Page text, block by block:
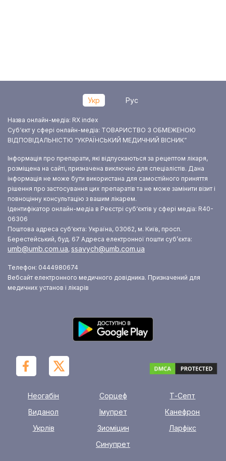
Укр Рус
Назва онлайн-медіа: RX index
Суб‘єкт у сфері онлайн-медіа: ТОВАРИСТВО З ОБМЕЖЕНОЮ
ВІДПОВІДАЛЬНІСТЮ “УКРАЇНСЬКИЙ МЕДИЧНИЙ ВІСНИК”
Інформація про препарати, які відпускаються за рецептом лікаря,
розміщена на сайті, призначена виключно для спеціалістів. Дана
інформація не може бути використана для самостійного приняття
рішення про застосування цих препаратів та не може замінити візит і
повноцінну консультацію з вашим лікарем.
Ідентифікатор онлайн-медіа в Реєстрі суб‘єктів у сфері медіа: R40-
06306
Поштова адреса суб‘єкта: Україна, 03062, м. Київ, просп.
Берестейський, буд. 67 Адреса електронної пошти суб’єкта:
umb@umb.com.ua, ssavych@umb.com.ua
Телефон: 0444980674
Вебсайт електронного медичного довідника. Призначений для
медичних установ і лікарів
Неогабін Сорцеф
Т-Септ
Виданол
Імупрет
Канефрон
Укрлів
Зиоміцин
Ларфікс
Синупрет